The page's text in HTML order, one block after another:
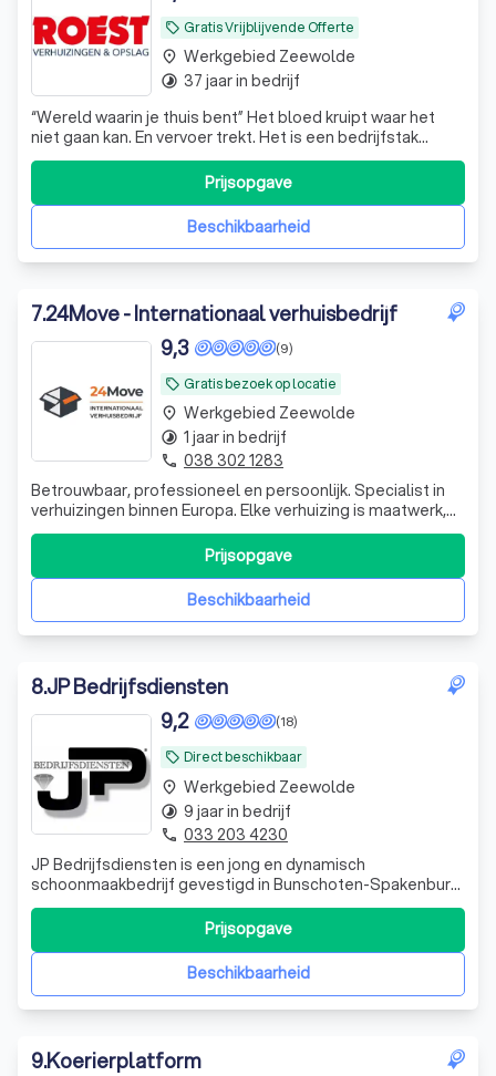
local_offer Gratis Vrijblijvende Offerte
“Wereld waarin je thuis bent” Het bloed kruipt waar het
niet gaan kan. En vervoer trekt. Het is een bedrijfstak
waarin ik me thuis voel””, zegt Wim Roest. Sinds 1987
eigenaar van W. Roest Verhuizingen, een bedrijf dat
gevestigd is op De Steiger 203 in Almere Haven. We
verhuizen zowel bedrijven alsBeschikbaarheid
Prijsopgave
place Werkgebied Zeewolde
timelapse 37 jaar in bedrijf
7.24Move - Internationaal verhuisbedrijf
local_offer Gratis bezoek op locatie
(9)
9,3
Betrouwbaar, professioneel en persoonlijk. Specialist in
verhuizingen binnen Europa. Elke verhuizing is maatwerk,
met transparante prijzen en een zorgeloos verhuistraject
Beschikbaarheid
Prijsopgave
place Werkgebied Zeewolde
timelapse 1 jaar in bedrijf
phone 038 302 1283
8.JP Bedrijfsdiensten
local_offer Direct beschikbaar
(18)
9,2
JP Bedrijfsdiensten is een jong en dynamisch
schoonmaakbedrijf gevestigd in Bunschoten-Spakenburg.
Sinds 2017 leveren wij hoogwaardige
schoonmaakdiensten door heel Nederland. Ons team
staat bekend om zijn betrouwbaarheid, flexibiliteit en
uitstekende klantenservice. Waarom kiezen voor JPBeschikbaarheid
Prijsopgave
place Werkgebied Zeewolde
timelapse 9 jaar in bedrijf
phone 033 203 4230
9.Koerierplatform